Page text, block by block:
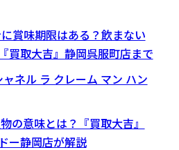
賞味期限はある？飲まない
買取大吉』静岡呉服町店まで
ネル ラ クレーム マン ハン
の意味とは？『買取大吉』
ー静岡店が解説